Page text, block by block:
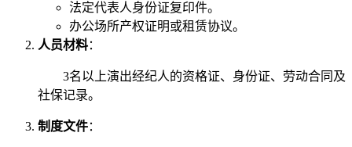
法定代表人身份证复印件。
办公场所产权证明或租赁协议。
人员材料：
3名以上演出经纪人的资格证、身份证、劳动合同及
社保记录。
制度文件：